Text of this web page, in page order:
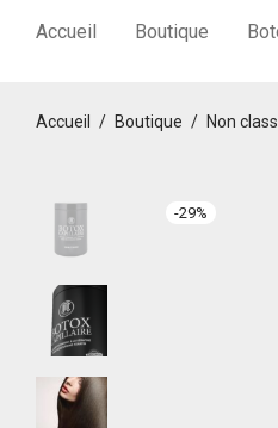
Accueil Boutique
Accueil / Boutique / Non
-29%